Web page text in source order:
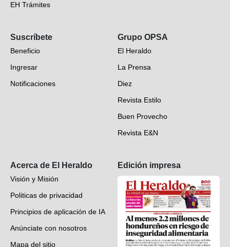
EH Trámites
EH Verifica
Fotogalerías
Deportes
Videos
Suscríbete
Beneficio
Ingresar
Notificaciones
Grupo OPSA
El Heraldo
La Prensa
Diez
Revista Estilo
Buen Provecho
Revista E&N
Acerca de El Heraldo
Visión y Misión
Politicas de privacidad
Principios de aplicación de IA
Anúnciate con nosotros
Mapa del sitio
Edición impresa